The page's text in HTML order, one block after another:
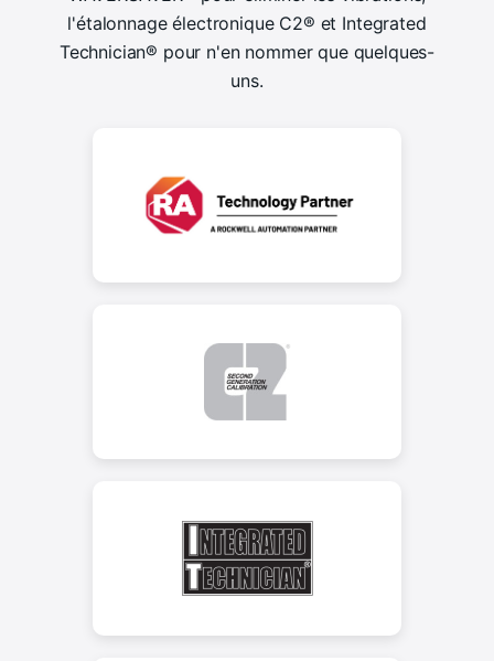
l'étalonnage électronique C2® et Integrated
Technician® pour n'en nommer que quelques-
uns.